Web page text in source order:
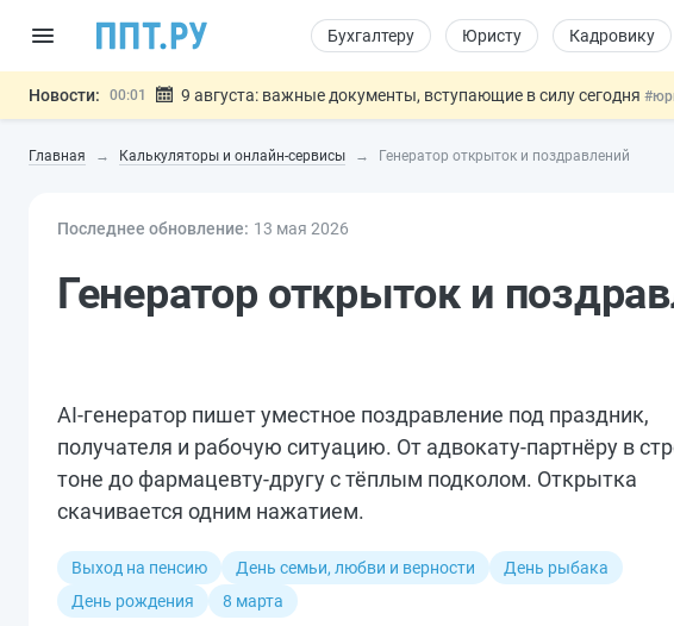
Бухгалтеру Юристу Кадровику
Новости: 00:01 9 августа: важные документы, вступающие в силу сегодня
07.08 Дистанционную работу беременных пропишут в ТК РФ#кадровику
07.08
Важно Разработают единые критерии трудовых и ГПХ-
Главная Калькуляторы и онлайн-сервисы Генератор открыток и поздравлений
Последнее обновление: 13 мая 2026
Генератор открыток и
AI-генератор пишет уместное поздравление под праздник,
получателя и рабочую ситуацию. От адвокату-партнёру в
тоне до фармацевту-другу с тёплым подколом. Открытка
скачивается одним нажатием.
Выход на пенсию День семьи, любви и верности
День рыбака
День рождения
8 марта